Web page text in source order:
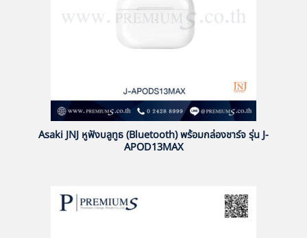
Asaki JNJ หูฟังบลูทูธ (Bluetooth) พร้อมกล่องชาร์จ รุ่น J-
APOD13MAX